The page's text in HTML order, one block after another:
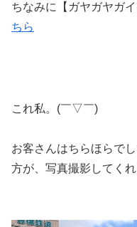
ちなみに【ガヤガヤガ
ちら
これ私。(￣▽￣)
お客さんはちらほらで
方が、写真撮影してく